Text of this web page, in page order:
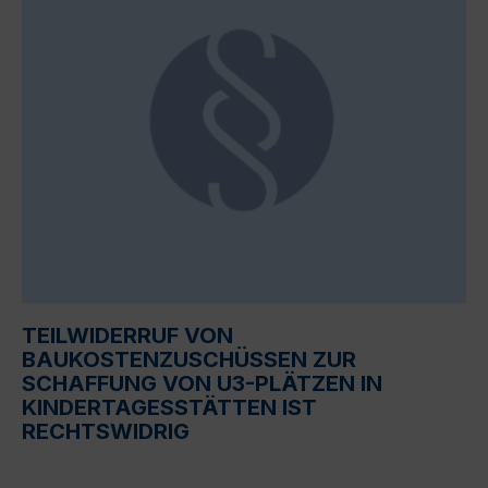
TEILWIDERRUF VON
BAUKOSTENZUSCHÜSSEN ZUR
SCHAFFUNG VON U3-PLÄTZEN IN
KINDERTAGESSTÄTTEN IST
RECHTSWIDRIG